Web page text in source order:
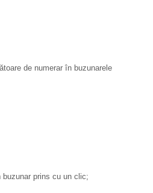
de numerar în buzunarele
buzunar prins cu un clic;